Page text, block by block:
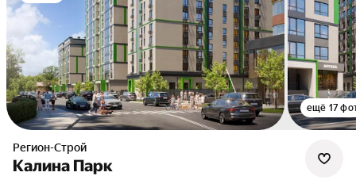
ещё 17
Регион-Строй
Калина Парк